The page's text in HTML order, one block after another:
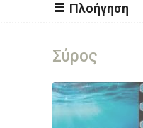
Πλοήγηση
Σύρος
Σελίδες